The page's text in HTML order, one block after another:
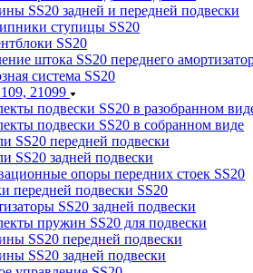
SS20 задней и передней подвески
ступицы SS20
SS20
штока SS20 переднего
система SS20
21099
подвески SS20 в разобранном
подвески SS20 в собранном виде
SS20 передней подвески
SS20 задней подвески
опоры передних стоек SS20
передней подвески SS20
SS20 задней подвески
пружин SS20 для подвески
SS20 передней подвески
SS20 задней подвески